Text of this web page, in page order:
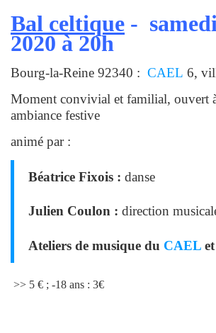
Bal celtique -
2020 à 20h
Bourg-la-Reine 92340 : CAEL 6,
Moment convivial et familial, ouvert
ambiance festive
animé par :
Béatrice Fixois : danse
Julien Coulon : direction
Ateliers de musique du CAEL
>> 5 € ; -18 ans : 3€